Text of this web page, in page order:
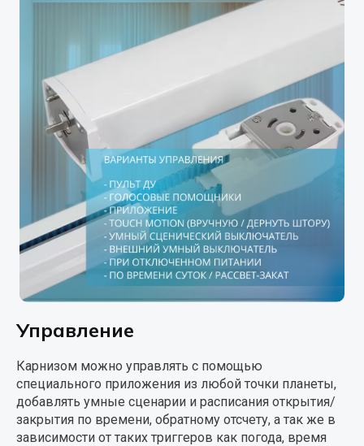
Управление
Карнизом можно управлять с помощью
специального приложения из любой точки планеты,
добавлять умные сценарии и расписания открытия/
закрытия по времени, обратному отсчету, а так же в
зависимости от таких триггеров как погода, время